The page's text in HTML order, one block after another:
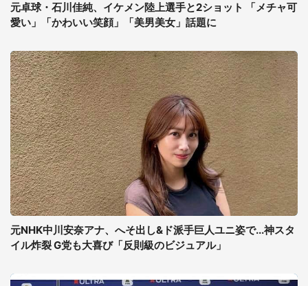
元卓球・石川佳純、イケメン陸上選手と2ショット 「メチャ可
愛い」「かわいい笑顔」「美男美女」話題に
元NHK中川安奈アナ、へそ出し&ド派手巨人ユニ姿で...神スタ
イル炸裂 G党も大喜び「反則級のビジュアル」